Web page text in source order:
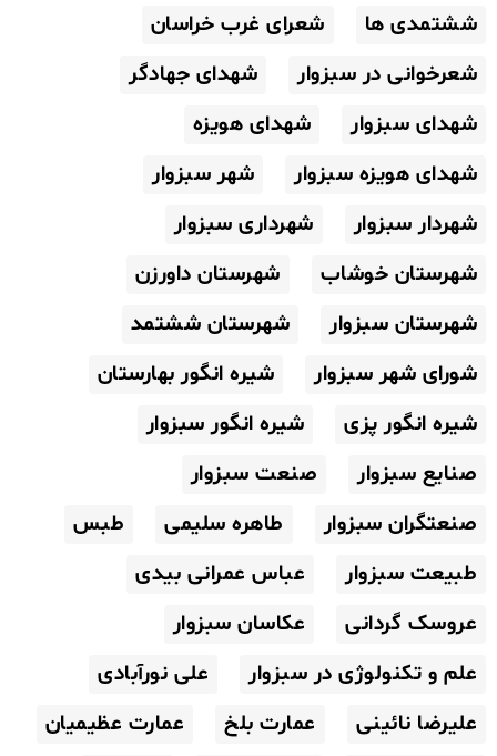
ششتمدی ها
شعرای غرب خراسان
شعرخوانی در سبزوار
شهدای جهادگر
شهدای سبزوار
شهدای هویزه
شهدای هویزه سبزوار
شهر سبزوار
شهردار سبزوار
شهرداری سبزوار
شهرستان خوشاب
شهرستان داورزن
شهرستان سبزوار
شهرستان ششتمد
شورای شهر سبزوار
شیره انگور بهارستان
شیره انگور پزی
شیره انگور سبزوار
صنایع سبزوار
صنعت سبزوار
صنعتگران سبزوار
طاهره سلیمی
طبس
طبیعت سبزوار
عباس عمرانی بیدی
عروسک گردانی
عکاسان سبزوار
علم و تکنولوژی در سبزوار
علی نورآبادی
علیرضا نائینی
عمارت بلخ
عمارت عظیمیان